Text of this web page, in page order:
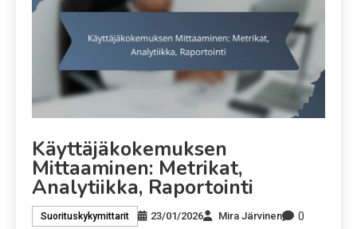
Käyttäjäkokemuksen
Mittaaminen: Metrikat,
Analytiikka, Raportointi
Suorituskykymittarit 23/01/2026 Mira Järvinen 0